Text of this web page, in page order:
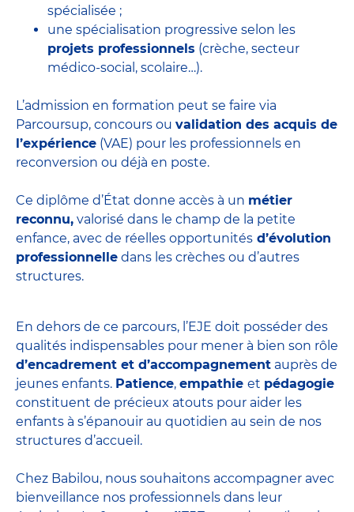
spécialisée ;
une spécialisation progressive selon les
projets professionnels (crèche, secteur
médico-social, scolaire…).
L’admission en formation peut se faire via
Parcoursup, concours ou validation des acquis de
l’expérience (VAE) pour les professionnels en
reconversion ou déjà en poste.
Ce diplôme d’État donne accès à un métier
reconnu, valorisé dans le champ de la petite
enfance, avec de réelles opportunités d’évolution
professionnelle dans les crèches ou d’autres
structures.
En dehors de ce parcours, l’EJE doit posséder des
qualités indispensables pour mener à bien son rôle
d’encadrement et d’accompagnement auprès de
jeunes enfants. Patience, empathie et pédagogie
constituent de précieux atouts pour aider les
enfants à s’épanouir au quotidien au sein de nos
structures d’accueil.
Chez Babilou, nous souhaitons accompagner avec
bienveillance nos professionnels dans leur